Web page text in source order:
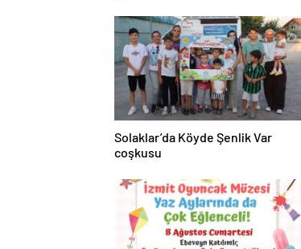
Solaklar’da Köyde Şenlik Var
coşkusu